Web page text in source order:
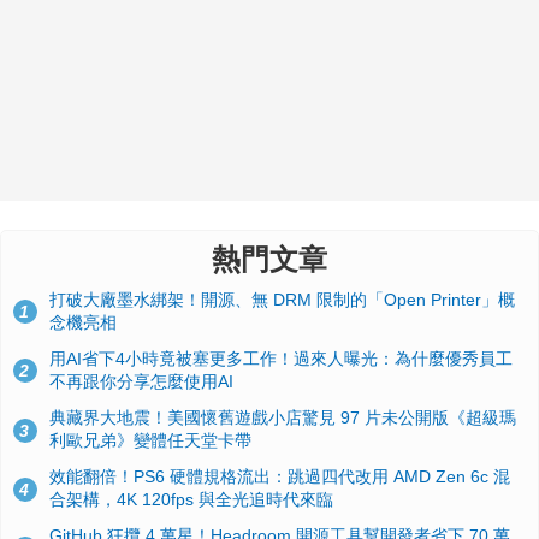
熱門文章
1
打破大廠墨水綁架！開源、無 DRM 限制的「Open Printer」概
念機亮相
2
用AI省下4小時竟被塞更多工作！過來人曝光：為什麼優秀員工
不再跟你分享怎麼使用AI
3
典藏界大地震！美國懷舊遊戲小店驚見 97 片未公開版《超級瑪
利歐兄弟》變體任天堂卡帶
4
效能翻倍！PS6 硬體規格流出：跳過四代改用 AMD Zen 6c 混
合架構，4K 120fps 與全光追時代來臨